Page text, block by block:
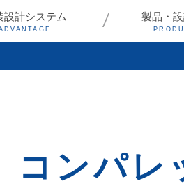
設計システム 製品・
コンパレ